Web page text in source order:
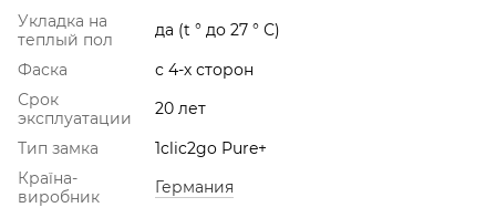
Укладка на
теплый пол
да (t ° до 27 ° С)
Фаска
с 4-х сторон
Срок
эксплуатации
20 лет
Тип замка
1clic2go Pure+
Країна-
виробник
Германия